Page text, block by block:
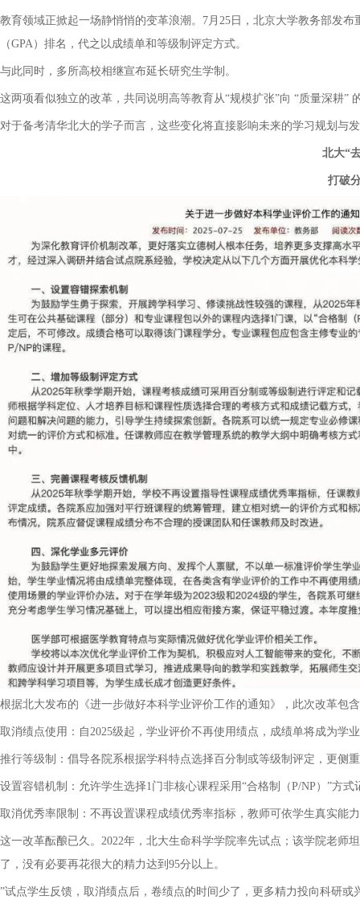
教育领域正掀起一场静悄悄的变革浪潮。 7月 25 日，北京大学教务部发布
（GPA）排名，代之以成绩单和等级制评定方式。
与此同时，多所高校相继宣布延长研究生学制。
这两项看似独立的改革，共同说明高等教育从“规模扩张”向 “质量深耕”
对于备考清华北大的学子而言，这些变化将直接影响未来的学习规划与
北大“
打破
根据北大发布的《进一步做好本科学业评价工作的通知》，此次改革包
取消绩点使用：自2025级起，学业评价不再使用绩点，成绩单将成为学
推行等级制：倡导各院系根据学科特点选择百分制或等级制评定，更侧
设置容错机制：允许学生选择1门非核心课程采用“合格制（P/NP ） ”方式
取消优秀率限制：不再设置课程成绩优秀率指标，教师可依学生真实能
这一改革酝酿已久。 2022年，北大生命科学学院率先试点；该学院老师
了，没有必要再花很大的精力达到 95分以上。
”试点学生反馈，取消绩点后，卷绩点的时间少了，更多精力投向科研或